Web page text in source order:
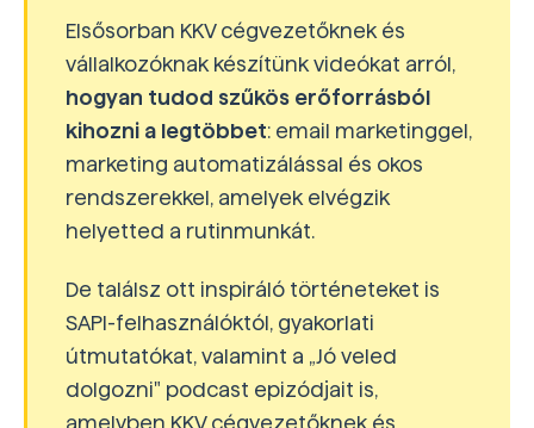
Elsősorban KKV cégvezetőknek és
vállalkozóknak készítünk videókat arról,
hogyan tudod szűkös erőforrásból
kihozni a legtöbbet: email marketinggel,
marketing automatizálással és okos
rendszerekkel, amelyek elvégzik
helyetted a rutinmunkát.
De találsz ott inspiráló történeteket is
SAPI-felhasználóktól, gyakorlati
útmutatókat, valamint a „Jó veled
dolgozni" podcast epizódjait is,